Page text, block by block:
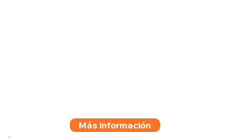
Más información